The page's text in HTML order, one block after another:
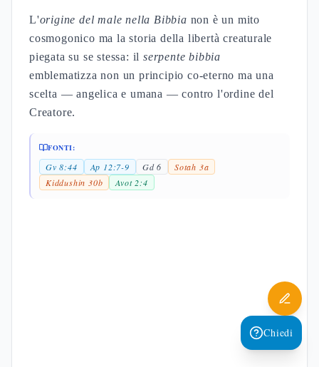
L'origine del male nella Bibbia non è un mito
cosmogonico ma la storia della libertà creaturale
piegata su se stessa: ilserpente bibbia
emblematizza non un principio co-eterno ma una
scelta — angelica e umana — contro l'ordine del
Creatore.
FONTI:
Gv 8:44 Ap 12:7-9 Gd 6
Sotah 3a
Kiddushin 30b
Avot 2:4
Chiedi